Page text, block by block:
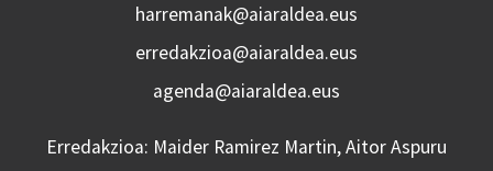
harremanak@aiaraldea.eus
erredakzioa@aiaraldea.eus
agenda@aiaraldea.eus
Erredakzioa: Maider Ramirez Martin, Aitor Aspuru